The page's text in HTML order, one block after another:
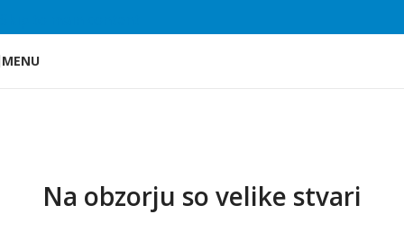
MENU
Na obzorju so velike stvari